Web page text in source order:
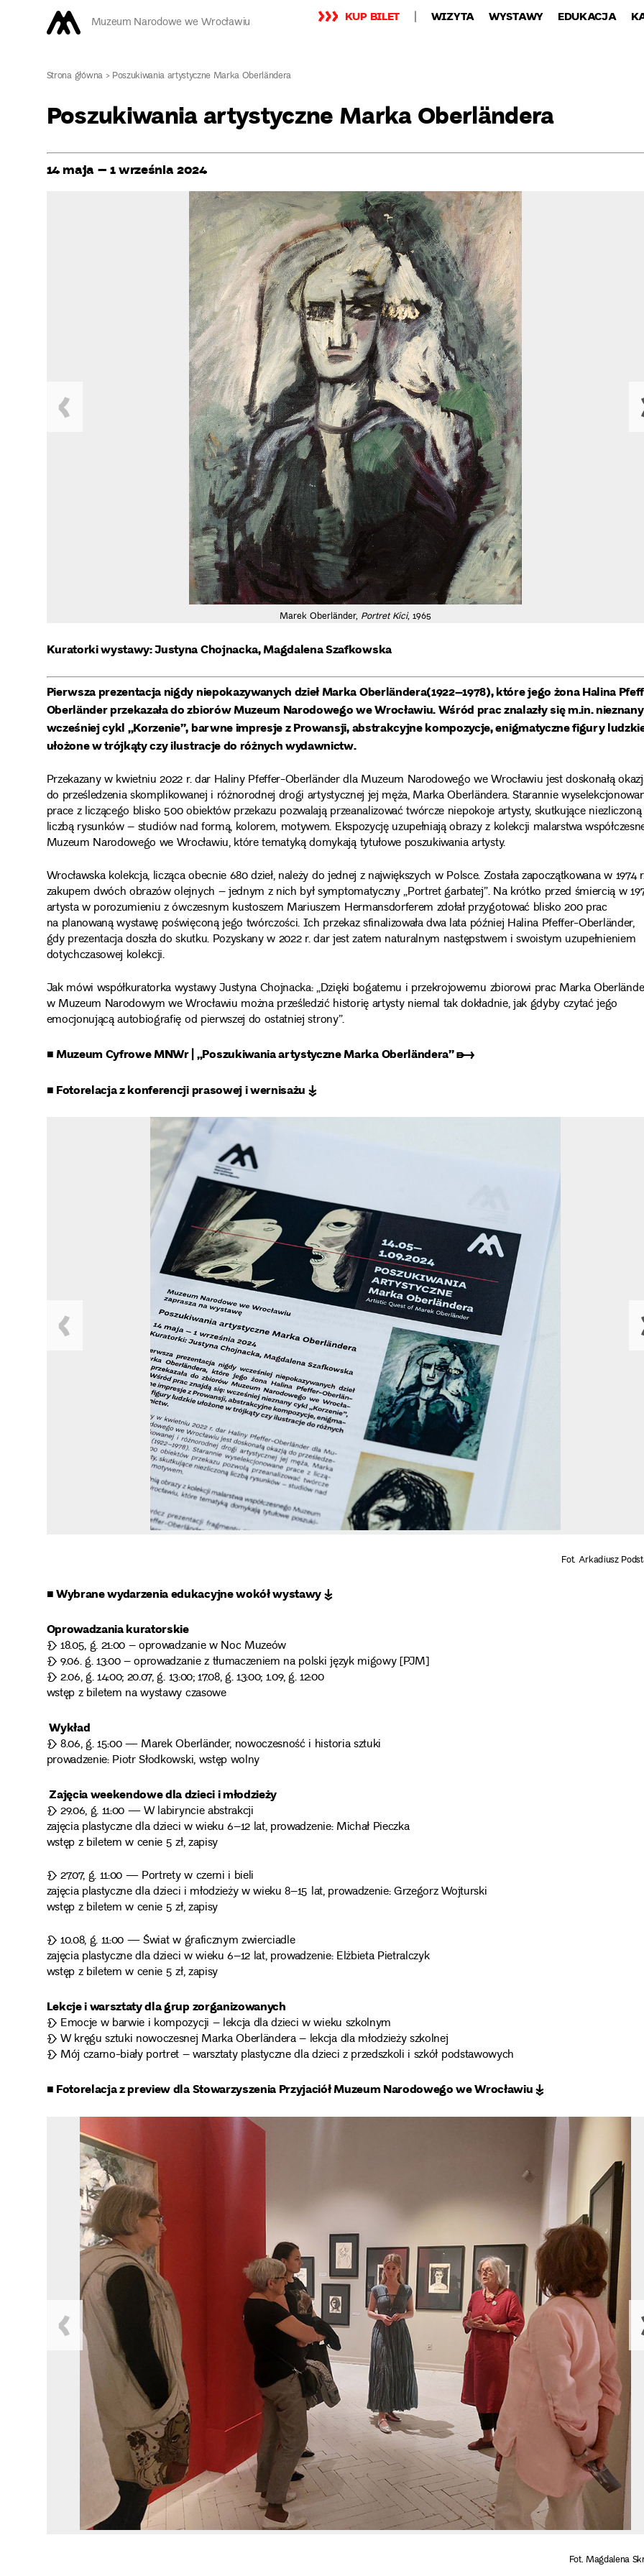
Muzeum Narodowe we Wrocławiu KUP BILET WIZYTA WYSTAWY EDUKACJA
Strona główna>Poszukiwania artystyczne Marka Oberländera
Poszukiwania artystyczne Marka Oberländera
14 maja – 1 września 2024
Marek Oberländer, Portret Kici, 1965
Kuratorki wystawy: Justyna Chojnacka, Magdalena Szafkowska
Pierwsza prezentacja nigdy niepokazywanych dzieł Marka Oberländera(1922–1978), które jego żona Halina
Oberländer przekazała do zbiorów Muzeum Narodowego we Wrocławiu. Wśród prac znalazły się m.in. nieznany
wcześniej cykl „Korzenie”, barwne impresje z Prowansji, abstrakcyjne kompozycje, enigmatyczne figury
ułożone w trójkąty czy ilustracje do różnych wydawnictw.
Przekazany w kwietniu 2022 r. dar Haliny Pfeffer-Oberländer dla Muzeum Narodowego we Wrocławiu jest doskonałą
do prześledzenia skomplikowanej i różnorodnej drogi artystycznej jej męża, Marka Oberländera. Starannie
prace z liczącego blisko 500 obiektów przekazu pozwalają przeanalizować twórcze niepokoje artysty, skutkujące niezliczoną
liczbą rysunków – studiów nad formą, kolorem, motywem. Ekspozycję uzupełniają obrazy z kolekcji malarstwa
Muzeum Narodowego we Wrocławiu, które tematyką domykają tytułowe poszukiwania artysty.
Wrocławska kolekcja, licząca obecnie 680 dzieł, należy do jednej z największych w Polsce. Została zapoczątkowana w 1974
zakupem dwóch obrazów olejnych – jednym z nich był symptomatyczny „Portret garbatej”. Na krótko przed śmiercią w
artysta w porozumieniu z ówczesnym kustoszem Mariuszem Hermansdorferem zdołał przygotować blisko 200 prac
na planowaną wystawę poświęconą jego twórczości. Ich przekaz sfinalizowała dwa lata później Halina Pfeffer-Oberländer,
gdy prezentacja doszła do skutku. Pozyskany w 2022 r. dar jest zatem naturalnym następstwem i swoistym uzupełnieniem
dotychczasowej kolekcji.
Jak mówi współkuratorka wystawy Justyna Chojnacka: „Dzięki bogatemu i przekrojowemu zbiorowi prac Marka
w Muzeum Narodowym we Wrocławiu można prześledzić historię artysty niemal tak dokładnie, jak gdyby czytać jego
emocjonującą autobiografię od pierwszej do ostatniej strony”.
■ Muzeum Cyfrowe MNWr | „Poszukiwania artystyczne Marka Oberländera” ➸
■ Fotorelacja z konferencji prasowej i wernisażu ↡
Fot. Arkadiusz
■ Wybrane wydarzenia edukacyjne wokół wystawy ↡
Oprowadzania kuratorskie
❧ 18.05, g. 21:00 – oprowadzanie w Noc Muzeów
❧ 9.06. g. 13:00 – oprowadzanie z tłumaczeniem na polski język migowy [PJM]
❧ 2.06, g. 14:00; 20.07, g. 13:00; 17.08, g. 13:00; 1.09, g. 12:00
wstęp z biletem na wystawy czasowe
Wykład
❧ 8.06, g. 15:00 — Marek Oberländer, nowoczesność i historia sztuki
prowadzenie: Piotr Słodkowski, wstęp wolny
Zajęcia weekendowe dla dzieci i młodzieży
❧ 29.06, g. 11:00 — W labiryncie abstrakcji
zajęcia plastyczne dla dzieci w wieku 6–12 lat, prowadzenie: Michał Pieczka
wstęp z biletem w cenie 5 zł, zapisy
❧ 27.07, g. 11:00 — Portrety w czerni i bieli
zajęcia plastyczne dla dzieci i młodzieży w wieku 8–15 lat, prowadzenie: Grzegorz Wojturski
wstęp z biletem w cenie 5 zł, zapisy
❧ 10.08, g. 11:00 — Świat w graficznym zwierciadle
zajęcia plastyczne dla dzieci w wieku 6–12 lat, prowadzenie: Elżbieta Pietralczyk
wstęp z biletem w cenie 5 zł, zapisy
Lekcje i warsztaty dla grup zorganizowanych
❧ Emocje w barwie i kompozycji – lekcja dla dzieci w wieku szkolnym
❧ W kręgu sztuki nowoczesnej Marka Oberländera – lekcja dla młodzieży szkolnej
❧ Mój czarno-biały portret – warsztaty plastyczne dla dzieci z przedszkoli i szkół podstawowych
■ Fotorelacja z preview dla Stowarzyszenia Przyjaciół Muzeum Narodowego we Wrocławiu ↡
Fot. Magdalena